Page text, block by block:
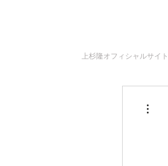
上杉隆オフィシャルサイト